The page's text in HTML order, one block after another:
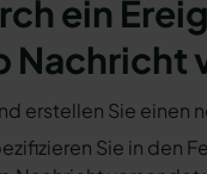
ein
erstellen Sie einen
Sie in den